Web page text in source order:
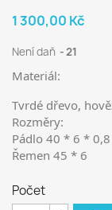
1 300,00 Kč
Není daň 21
Materiál:
Tvrdé dřevo,
Rozměry:
Pádlo 40 * 6 * 0,8
Řemen 45 * 6
Počet